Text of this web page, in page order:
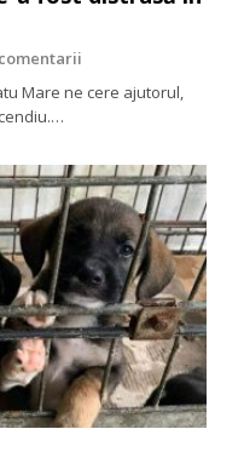
Mare ne cere ajutorul,